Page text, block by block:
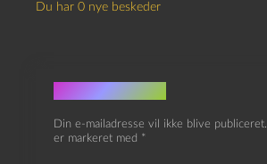
Du har 0 nye beskeder
Skriv et svar
Din e-mailadresse vil ikke blive publiceret.
er markeret med *